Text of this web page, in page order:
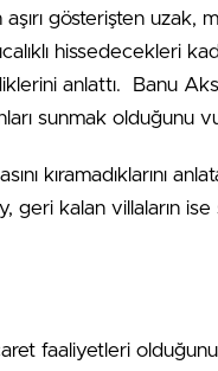
gösterişten uzak,
hissedecekleri
anlattı. Banu
sunmak olduğunu
kıramadıklarını
geri kalan villaların
faaliyetleri